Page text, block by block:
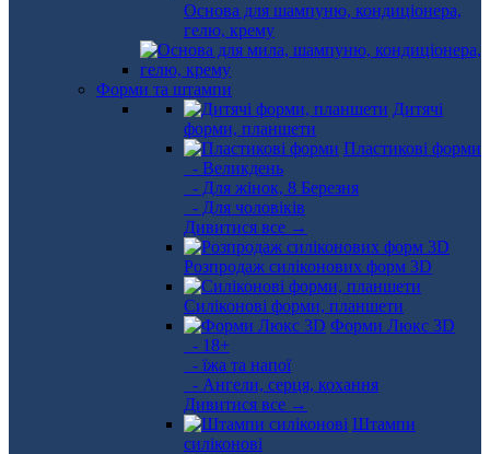
Основа для шампуню, кондиціонера,
гелю, крему
Форми та штампи
Дитячі
форми, планшети
Пластикові форми
- Великдень
- Для жінок, 8 Березня
- Для чоловіків
Дивитися все →
Розпродаж силіконових форм 3D
Силіконові форми, планшети
Форми Люкс 3D
- 18+
- їжа та напої
- Ангели, серця, кохання
Дивитися все →
Штампи
силіконові